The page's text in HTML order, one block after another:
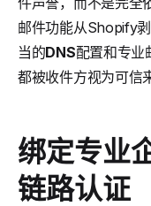
邮件功能从Shopify
当的DNS配置和专业
都被收件方视为可信
绑定专业
链路认证